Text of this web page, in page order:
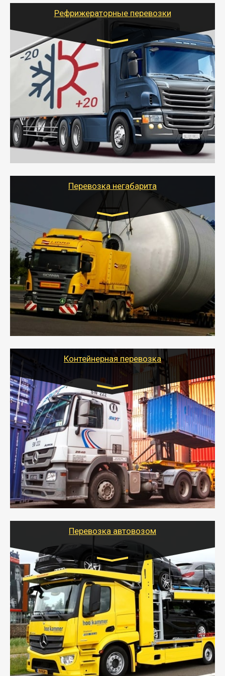
для погрузочно-разгрузочных работ при перевозке.
Рефрижераторные перевозки
Транспорт:
Газель (1,5 и 3 тонны), Бычок, Еврофура от 5 до
10 тонн
от 6000 руб.
- Рефрижераторные перевозки грузов с
соблюдением температурного режима, работающим
термописцем, санитарной обработкой кузова и мед.
книжкой у водителя.
- Тайгер Логистик поможет быстро перевезти
скоропортящиеся продукты в любой город России с
Перевозка негабарита
Цена за км. Рассчитывается
индивидуально
- Перевозка техники и негабаритных грузов
осуществляется после получения разрешения на
перевозку (обычно 7-14 дней).
- Тайгер Логистик в короткие сроки поможет вам
качественно и безопасно перевезти негабаритные
грузы по всей России тралом, манипулятором и
другим транспортом и подобрать оптимальный
Контейнерная перевозка
Цена за км. Рассчитывается
индивидуально
- Контейнерные грузоперевозки на специальном
оборудованном транспорте быстро, качественно и
безопасно.
- Наша транспортная компания поможет
организовать доставку в порт и из порта
стандартных контейнеров на контейнеровозе,
шаландах и площадках (открытых кузовах),
используя надежные крепления.
Перевозка автовозом
Цена за км. Рассчитывается
индивидуально
- Перевозка автовозом от Тайгер Логистик – это
быстрый и безопасный способ доставить несколько
легковых автомобилей за одну поездку в другой
город.
- Наша транспортная компания организует доставку
машин автовозом, подобрав оптимальный маршрут с
учетом всех особенности по пути следования.